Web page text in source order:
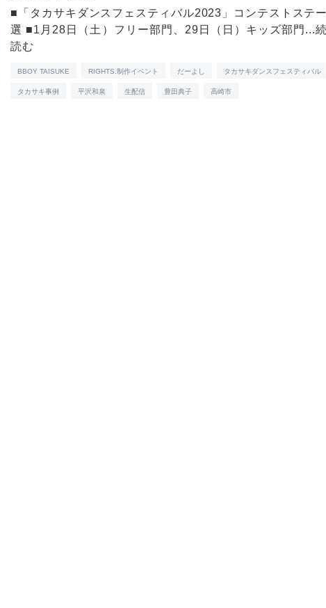
■「タカサキダンスフェスティバル2023」コンテストステ
選 ■1月28日（土）フリー部門、29日（日）キッズ部門...
読む
BBOY TAISUKE RIGHTS.制作イベント だーよし タカサキダンスフェスティバル
タカサキ事例 平沢和泉 生配信 豊田典子 高崎市